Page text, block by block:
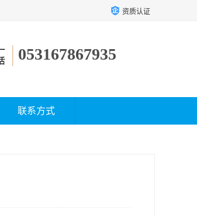
资质认证
053167867935
联系方式